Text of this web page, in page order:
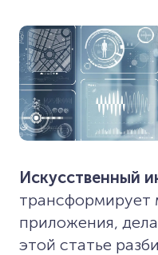
Искусственный
трансформирует
приложения,
этой статье